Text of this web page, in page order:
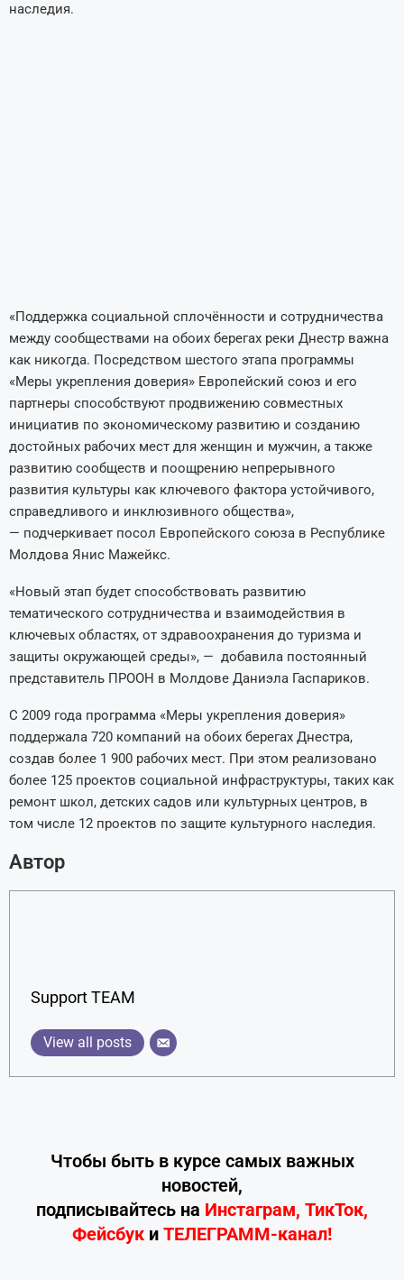
наследия.
«Поддержка социальной сплочённости и сотрудничества
между сообществами на обоих берегах реки Днестр важна
как никогда. Посредством шестого этапа программы
«Меры укрепления доверия» Европейский союз и его
партнеры способствуют продвижению совместных
инициатив по экономическому развитию и созданию
достойных рабочих мест для женщин и мужчин, а также
развитию сообществ и поощрению непрерывного
развития культуры как ключевого фактора устойчивого,
справедливого и инклюзивного общества»,
— подчеркивает посол Европейского союза в Республике
Молдова Янис Мажейкс.
«Новый этап будет способствовать развитию
тематического сотрудничества и взаимодействия в
ключевых областях, от здравоохранения до туризма и
защиты окружающей среды», — добавила постоянный
представитель ПРООН в Молдове Даниэла Гаспариков.
С 2009 года программа «Меры укрепления доверия»
поддержала 720 компаний на обоих берегах Днестра,
создав более 1 900 рабочих мест. При этом реализовано
более 125 проектов социальной инфраструктуры, таких как
ремонт школ, детских садов или культурных центров, в
том числе 12 проектов по защите культурного наследия.
Автор
Support TEAM
View all posts
Чтобы быть в курсе самых важных
новостей,
подписывайтесь на Инстаграм, ТикТок,
Фейсбук и ТЕЛЕГРАММ-канал!